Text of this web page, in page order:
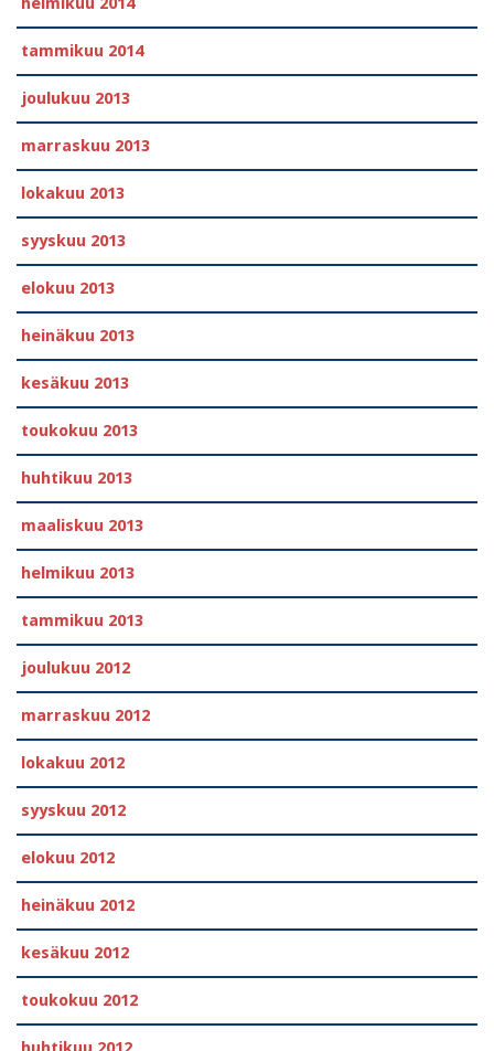
tammikuu 2014
joulukuu 2013
marraskuu 2013
lokakuu 2013
syyskuu 2013
elokuu 2013
heinäkuu 2013
kesäkuu 2013
toukokuu 2013
huhtikuu 2013
maaliskuu 2013
helmikuu 2013
tammikuu 2013
joulukuu 2012
marraskuu 2012
lokakuu 2012
syyskuu 2012
elokuu 2012
heinäkuu 2012
kesäkuu 2012
toukokuu 2012